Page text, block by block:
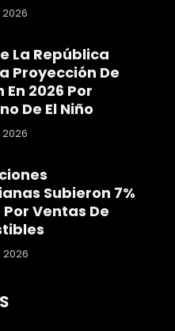
La República
Proyección De
2026 Por
De El Niño
Subieron 7%
Por Ventas De